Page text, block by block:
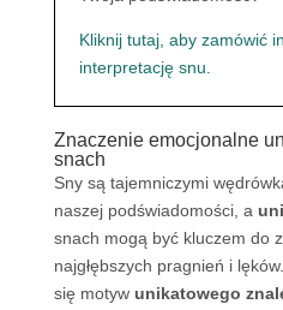
Kliknij tutaj, aby zamówić
interpretację snu.
Znaczenie emocjonalne
snach
Sny są tajemniczymi
naszej podświadomości, a
snach mogą być kluczem do
najgłębszych pragnień i
się motyw unikatowego